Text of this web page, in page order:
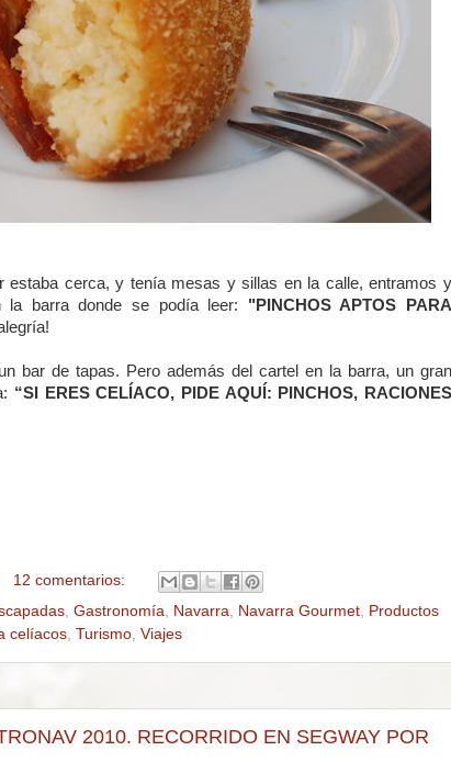
estaba cerca, y tenía mesas y sillas en la calle, entramos y
la barra donde se podía leer: "PINCHOS APTOS PARA
bar de tapas. Pero además del cartel en la barra, un gran
“SI ERES CELÍACO, PIDE AQUÍ: PINCHOS, RACIONES
12 comentarios:
Gastronomía Navarra Navarra Gourmet
Productos
celíacos Turismo Viajes
2010. RECORRIDO EN SEGWAY POR